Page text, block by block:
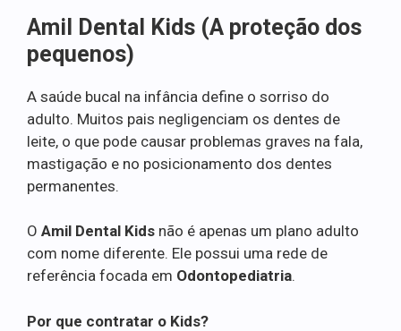
Amil Dental Kids (A proteção dos
pequenos)
A saúde bucal na infância define o sorriso do
adulto. Muitos pais negligenciam os dentes de
leite, o que pode causar problemas graves na fala,
mastigação e no posicionamento dos dentes
permanentes.
O Amil Dental Kids não é apenas um plano adulto
com nome diferente. Ele possui uma rede de
referência focada em Odontopediatria.
Por que contratar o Kids?